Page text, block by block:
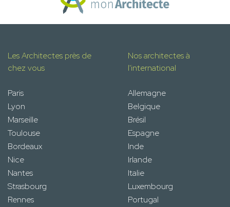
Les Architectes près de
chez vous
Paris
Lyon
Marseille
Toulouse
Bordeaux
Nice
Nantes
Strasbourg
Rennes
Nos architectes à
l'international
Allemagne
Belgique
Brésil
Espagne
Inde
Irlande
Italie
Luxembourg
Portugal